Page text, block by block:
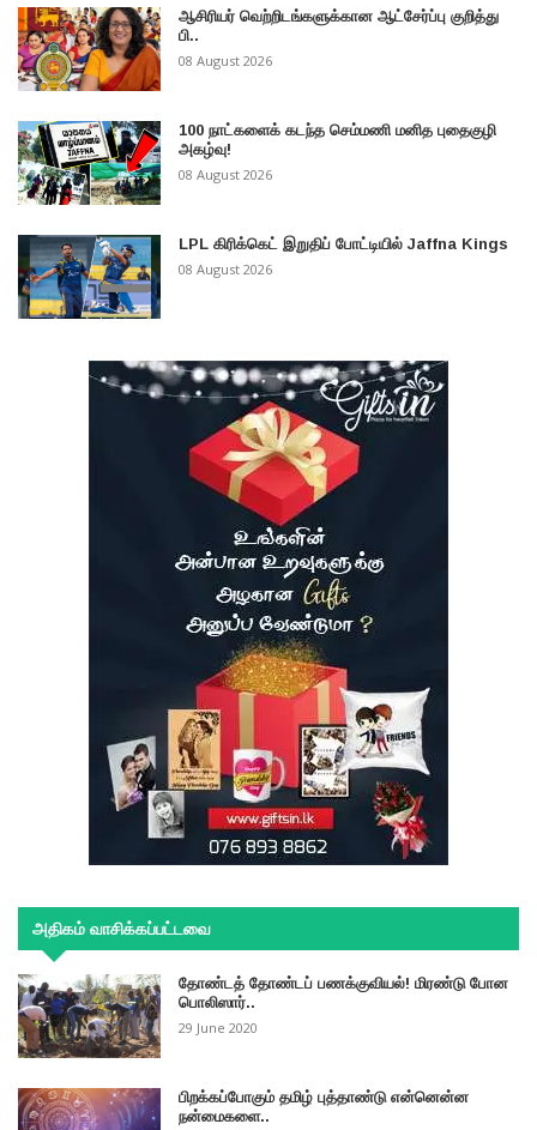
ஆசிரியர் வெற்றிடங்களுக்கான ஆட்சேர்ப்பு குறித்து
பி..
08 August 2026
100 நாட்களைக் கடந்த செம்மணி மனித புதைகுழி
அகழ்வு!
08 August 2026
LPL கிரிக்கெட் இறுதிப் போட்டியில் Jaffna Kings
08 August 2026
அதிகம் வாசிக்கப்பட்டவை
தோண்டத் தோண்டப் பணக்குவியல்! மிரண்டு போன
பொலிஸார்..
29 June 2020
பிறக்கப்போகும் தமிழ் புத்தாண்டு என்னென்ன
நன்மைகளை..